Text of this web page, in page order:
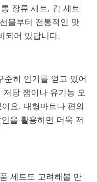
장류 세트, 김 세트
물부터 전통적인 맛
되어 있답니다.
준히 인기를 얻고 있어
저당 잼이나 유기농 오
요. 대형마트나 편의
을 활용하면 더욱 저
세트도 고려해볼 만